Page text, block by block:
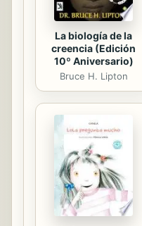
La biología de la
creencia (Edición
10º Aniversario)
Bruce H. Lipton